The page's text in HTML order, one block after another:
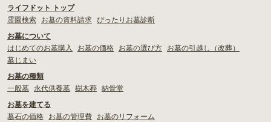
ライフドット トップ
霊園検索
お墓の資料請求 ぴったりお墓診断
お墓について
はじめてのお墓購入
お墓の価格 お墓の選び方
お墓の引越し（改葬）
墓じまい
お墓の種類
一般墓
永代供養墓 樹木葬 納骨堂
お墓を建てる
墓石の価格
お墓の管理費
お墓のリフォーム